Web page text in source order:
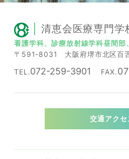
清恵会医療専門学
看護学科、診療放射線学科昼間部
〒591-8031 ⼤阪府堺市北区百
TEL.072-259-3901 FAX.
交通アクセ